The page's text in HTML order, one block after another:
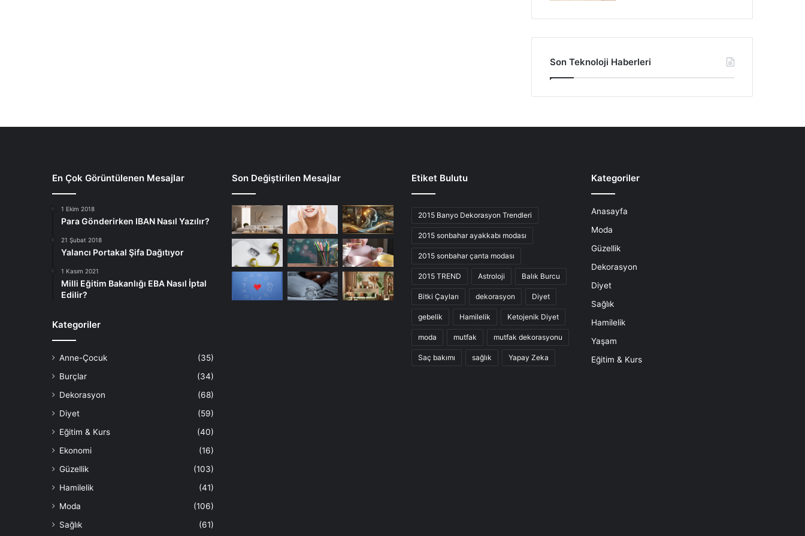
Son Teknoloji Haberleri
En Çok Görüntülenen Mesajlar
1 Ekim 2018
Para Gönderirken IBAN Nasıl Yazılır?
21 Şubat 2018
Yalancı Portakal Şifa Dağıtıyor
1 Kasım 2021
Milli Eğitim Bakanlığı EBA Nasıl İptal
Edilir?
Kategoriler
Anne-Çocuk
(35)
Burçlar
(34)
Dekorasyon
(68)
Diyet
(59)
Eğitim & Kurs
(40)
Ekonomi
(16)
Güzellik
(103)
Hamilelik
(41)
Moda
(106)
Sağlık
(61)
Son Değiştirilen Mesajlar Etiket Bulutu
2015 Banyo Dekorasyon Trendleri
2015 sonbahar ayakkabı modası
2015 sonbahar çanta modası
2015 TREND Astroloji Balık Burcu
Bitki Çayları dekorasyon Diyet
gebelik Hamilelik Ketojenik Diyet
moda mutfak mutfak dekorasyonu
Saç bakımı sağlık Yapay Zeka
Kategoriler
Anasayfa
Moda
Güzellik
Dekorasyon
Diyet
Sağlık
Hamilelik
Yaşam
Eğitim & Kurs